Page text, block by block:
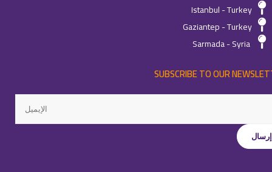
Istanbul - Turkey
Gaziantep - Turkey
Sarmada - Syria
SUBSCRIBE TO OUR